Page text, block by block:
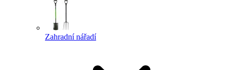
Zahradní nářadí